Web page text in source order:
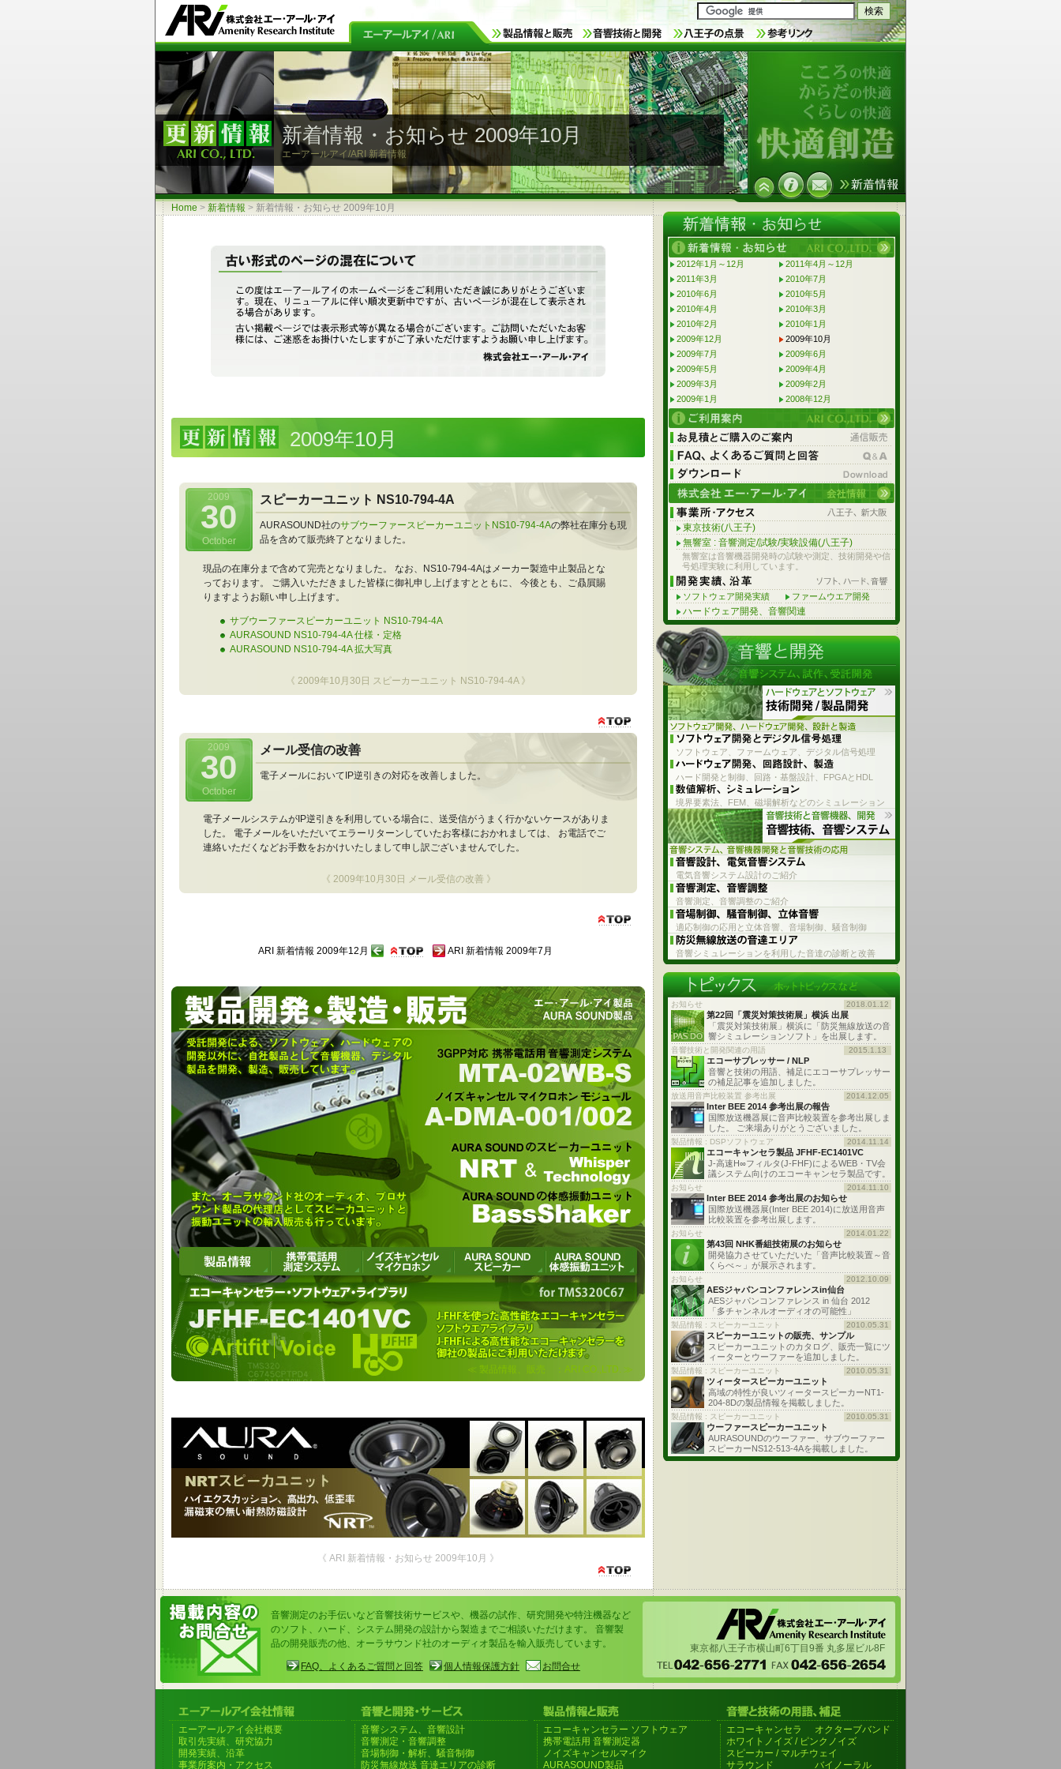
新着情報・お知らせ 2009年10月
エーアールアイ/ARI 新着情報
快適創造 - こころの快適 からだの快
適 くらしの快適 : ARI CO.,LTD.
Home > 新着情報 > 新着情報・お知らせ 2009年10月
2009年10月
2009
October
30 スピーカーユニット NS10-794-4A
AURASOUND社のサブウーファースピーカーユニットNS10-794-4Aの弊社在庫分も現
品を含めて販売終了となりました。
現品の在庫分まで含めて完売となりました。 なお、NS10-794-4Aはメーカー製造中止製品とな
っております。 ご購入いただきました皆様に御礼申し上げますとともに、 今後とも、ご贔屓賜
りますようお願い申し上げます。
サブウーファースピーカーユニット NS10-794-4A
AURASOUND NS10-794-4A 仕様・定格
AURASOUND NS10-794-4A 拡大写真
《 2009年10月30日 スピーカーユニット NS10-794-4A 》
2009
October
30 メール受信の改善
電子メールにおいてIP逆引きの対応を改善しました。
電子メールシステムがIP逆引きを利用している場合に、送受信がうまく行かないケースがありま
した。 電子メールをいただいてエラーリターンしていたお客様におかれましては、 お電話でご
連絡いただくなどお手数をおかけいたしまして申し訳ございませんでした。
《 2009年10月30日 メール受信の改善 》
ARI 新着情報 2009年12月 ARI 新着情報 2009年7月
ARIは携帯電話関連商品、信号処理ソフトウェア製品など音響機器、デジタル製品を開発、製造、販売していま
す。
3GPP対応携帯電話開発用オーディオアナライザMTA-02WB-S
ノイズキャンセルマイクロホンモジュールA-DMA-001/002
AURASOUND スピーカーユニットNRT & Whisper Technology
AURASOUND 体感振動ユニットBassShaker
AURASOUND社のオーディオ製品の代理店としてスピーカーユニットや振動ユニットの輸入販売も行っていま
す。
アーティフィット・ボイス
J-FHFを使った高性能なエコーキャンセラー・ソフトウエア・ライブラリ
J-FHFによる高性能なエコーキャンセラーを御社の音響製品にご利用いただけます。
≪ 製品情報、販売 ：ARI CO.,LTD. ≫
2012年1月～12月
2011年4月～12月
2011年3月
2010年7月
2010年6月
2010年5月
2010年4月
2010年3月
2010年2月
2010年1月
2009年12月
2009年10月
2009年7月
2009年6月
2009年5月
2009年4月
2009年3月
2009年2月
2009年1月
2008年12月
東京技術(八王子)
無響室 : 音響測定/試験/実験設備(八王子)
無響室は音響機器開発時の試験や測定、技術開発や信
号処理実験に利用しています。
ソフトウェア開発実績 ファームウエア開発
ハードウェア開発、音響関連
ソフトウェア、ファームウェア、デジタル信号処理
ハード開発と制御、回路・基盤設計、FPGAとHDL
境界要素法、FEM、磁場解析などのシミュレーション
電気音響システム設計のご紹介
音響測定、音響調整のご紹介
適応制御の応用と立体音響、音場制御、騒音制御
音響シミュレーションを利用した音達の診断と改善
お知らせ 2018.01.12
第22回「震災対策技術展」横浜 出展
「震災対策技術展」横浜に「防災無線放送の音
響シミュレーションソフト」を出展します。
音響技術と開発関連の用語 2015.1.13
エコーサプレッサー / NLP
音響と技術の用語、補足にエコーサプレッサー
の補足記事を追加しました。
放送用音声比較装置 参考出展 2014.12.05
Inter BEE 2014 参考出展の報告
国際放送機器展に音声比較装置を参考出展しま
した。 ご来場ありがとうございました。
製品情報 : DSPソフトウェア 2014.11.14
エコーキャンセラ製品 JFHF-EC1401VC
J-高速H∞フィルタ(J-FHF)によるWEB・TV会
議システム向けのエコーキャンセラ製品です。
お知らせ 2014.11.10
Inter BEE 2014 参考出展のお知らせ
国際放送機器展(Inter BEE 2014)に放送用音声
比較装置を参考出展します。
お知らせ 2014.01.22
第43回 NHK番組技術展のお知らせ
開発協力させていただいた「音声比較装置～音
くらべ～」が展示されます。
お知らせ 2012.10.09
AESジャパンコンファレンスin仙台
AESジャパンコンファレンス in 仙台 2012
「多チャンネルオーディオの可能性」
製品情報 : スピーカーユニット 2010.05.31
スピーカーユニットの販売、サンプル
スピーカーユニットのカタログ、販売一覧にツ
ィーターとウーファーを追加しました。
製品情報 : スピーカーユニット 2010.05.31
ツィータースピーカーユニット
高域の特性が良いツィータースピーカーNT1-
204-8Dの製品情報を掲載しました。
製品情報 : スピーカーユニット 2010.05.31
ウーファースピーカーユニット
AURASOUNDのウーファー、サブウーファー
スピーカーNS12-513-4Aを掲載しました。
《 ARI 新着情報・お知らせ 2009年10月 》
東京都八王子市横山町6丁目9番 丸多屋ビル8F
音響測定のお手伝いなど音響技術サービスや、機器の試作、研究開発や特注機器など
のソフト、ハード、システム開発の設計から製造までご相談いただけます。 音響製
品の開発販売の他、オーラサウンド社のオーディオ製品を輸入販売しています。
FAQ、よくあるご質問と回答 個人情報保護方針 お問合せ
エーアールアイ会社概要
取引先実績、研究協力
開発実績、沿革
事業所案内・アクセス
音響システム、音響設計
音響測定・音響調整
音場制御・解析、騒音制御
防災無線放送 音達エリアの診断
エコーキャンセラー ソフトウェア
携帯電話用 音響測定器
ノイズキャンセルマイク
AURASOUND製品
エコーキャンセラ
オクターブバンド
ホワイトノイズ / ピンクノイズ
スピーカー / マルチウェイ
サラウンド
バイノーラル